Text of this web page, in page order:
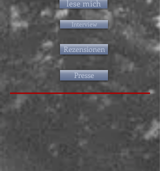
lese mich
Interview
Rezensionen
Presse